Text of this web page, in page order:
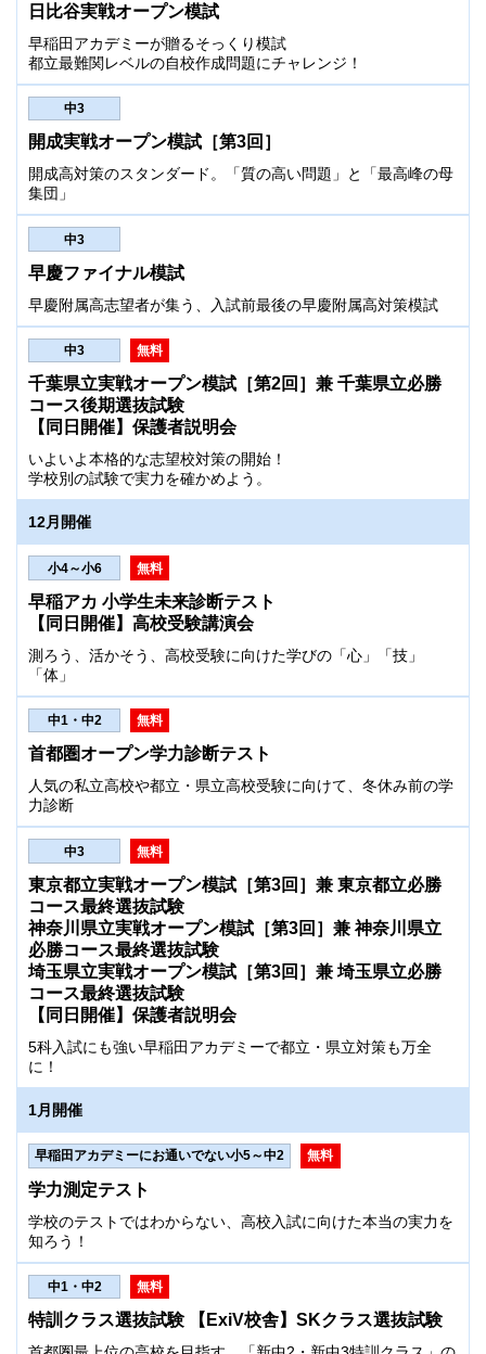
日比谷実戦オープン模試
早稲田アカデミーが贈るそっくり模試
都立最難関レベルの自校作成問題にチャレンジ！
中3
開成実戦オープン模試［第3回］
開成高対策のスタンダード。「質の高い問題」と「最高峰の母
集団」
中3
早慶ファイナル模試
早慶附属高志望者が集う、入試前最後の早慶附属高対策模試
中3 無料
千葉県立実戦オープン模試［第2回］兼 千葉県立必勝
コース後期選抜試験
【同日開催】保護者説明会
いよいよ本格的な志望校対策の開始！
学校別の試験で実力を確かめよう。
12月開催
小4～小6 無料
早稲アカ 小学生未来診断テスト
【同日開催】高校受験講演会
測ろう、活かそう、高校受験に向けた学びの「心」「技」
「体」
中1・中2 無料
首都圏オープン学力診断テスト
人気の私立高校や都立・県立高校受験に向けて、冬休み前の学
力診断
中3 無料
東京都立実戦オープン模試［第3回］兼 東京都立必勝
コース最終選抜試験
神奈川県立実戦オープン模試［第3回］兼 神奈川県立
必勝コース最終選抜試験
埼玉県立実戦オープン模試［第3回］兼 埼玉県立必勝
コース最終選抜試験
【同日開催】保護者説明会
5科入試にも強い早稲田アカデミーで都立・県立対策も万全
に！
1月開催
早稲田アカデミーにお通いでない小5～中2 無料
学力測定テスト
学校のテストではわからない、高校入試に向けた本当の実力を
知ろう！
中1・中2 無料
特訓クラス選抜試験 【ExiV校舎】SKクラス選抜試験